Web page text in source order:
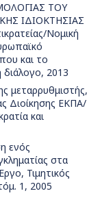
ΤΟΥ
ΙΔΙΟΚΤΗΣΙΑΣ
Νομική
και το
διάλογο, 2013
μεταρρυθμιστής,
Διοίκησης ΕΚΠΑ/
και
ενός
στα
Τιμητικός
1, 2005